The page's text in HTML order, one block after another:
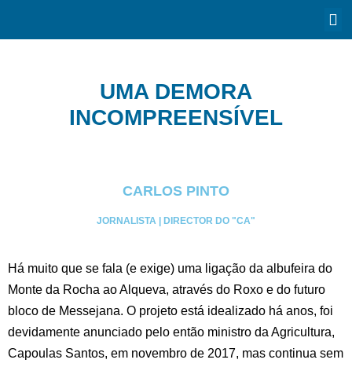
UMA DEMORA
INCOMPREENSÍVEL
CARLOS PINTO
JORNALISTA | DIRECTOR DO "CA"
Há muito que se fala (e exige) uma ligação da albufeira do
Monte da Rocha ao Alqueva, através do Roxo e do futuro
bloco de Messejana. O projeto está idealizado há anos, foi
devidamente anunciado pelo então ministro da Agricultura,
Capoulas Santos, em novembro de 2017, mas continua sem